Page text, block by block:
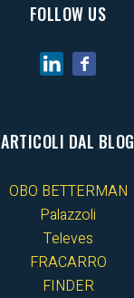
FOLLOW US
ARTICOLI DAL BLOG
OBO BETTERMAN
Palazzoli
Televes
FRACARRO
FINDER